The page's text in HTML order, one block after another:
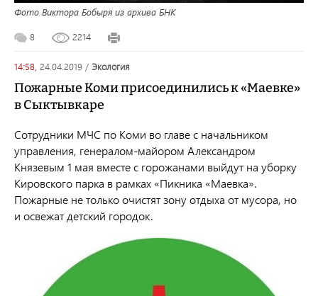
Фото Виктора Бобыря из архива БНК
8 2214
14:58, 24.04.2019 / экология
Пожарные Коми присоединились к «Маевке»
в Сыктывкаре
Сотрудники МЧС по Коми во главе с начальником
управления, генералом-майором Александром
Князевым 1 мая вместе с горожанами выйдут на уборку
Кировского парка в рамках «Пикника «Маевка».
Пожарные не только очистят зону отдыха от мусора, но
и освежат детский городок.